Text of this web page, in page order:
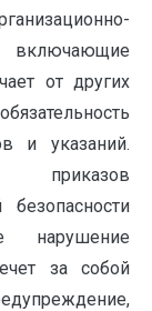
от других
и указаний.
приказов
нарушение
за собой